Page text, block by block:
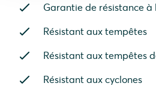
Garantie de résistance
Résistant aux tempêtes
Résistant aux tempêtes
Résistant aux cyclones